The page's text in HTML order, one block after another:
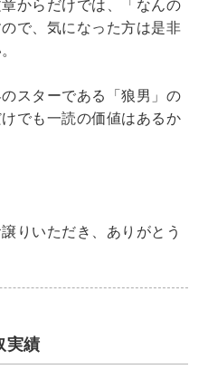
からだけでは、「なんの
で、気になった方は是非
スターである「狼男」の
でも一読の価値はあるか
りいただき、ありがとう
実績